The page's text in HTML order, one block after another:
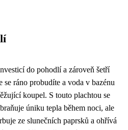
do pohodlí a zároveň šetří
se ráno probudíte a voda v bazénu
koupel. S touto plachtou se
úniku tepla během noci, ale
ze slunečních paprsků a ohřívá